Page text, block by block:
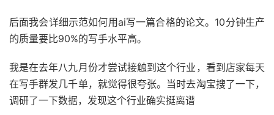
后面我会详细示范如何用ai写一篇合格的论文。10分钟生产
的质量要比90%的写手水平高。
我是在去年八九月份才尝试接触到这个行业，看到店家每天
在写手群发几千单，就觉得很夸张。当时去淘宝搜了一下，
调研了一下数据，发现这个行业确实挺离谱